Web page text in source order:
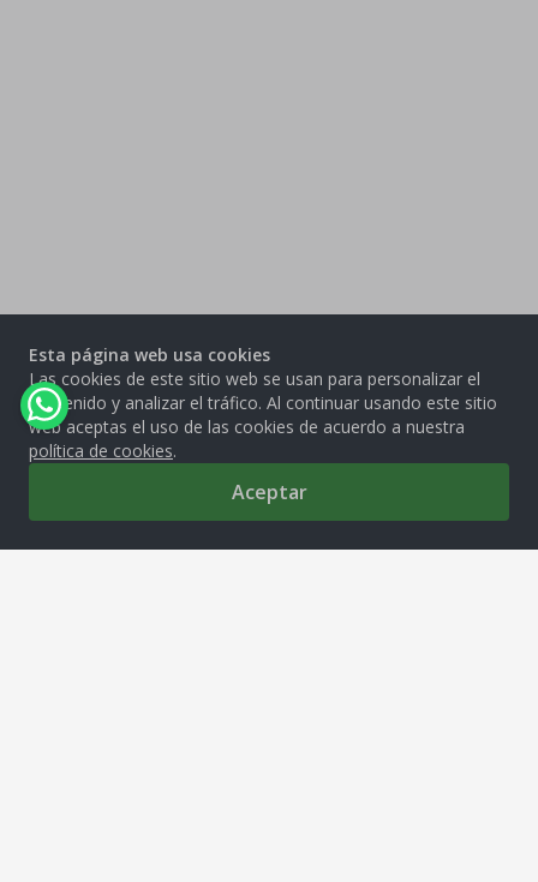
Esta página web usa cookies
Las cookies de este sitio web se usan para personalizar el
contenido y analizar el tráfico. Al continuar usando este sitio
web aceptas el uso de las cookies de acuerdo a nuestra
política de cookies.
Aceptar